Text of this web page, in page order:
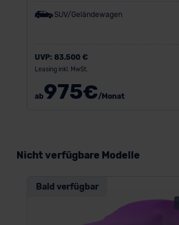
SUV/Geländewagen
UVP: 83.500 €
Leasing inkl. MwSt.
ab975€/Monat
Nicht verfügbare Modelle
Bald verfügbar